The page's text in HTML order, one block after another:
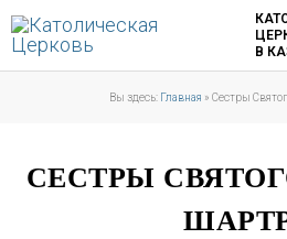
Перейти
содержимому
В
Вы здесь: Главная » Сестры
СЕСТРЫ